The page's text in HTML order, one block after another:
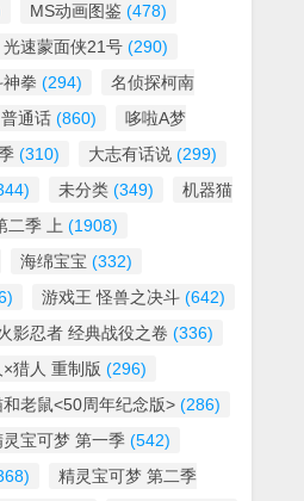
MS动画图鉴 (478)
光速蒙面侠21号 (290)
拳 (294)
名侦探柯南
通话 (860)
哆啦A梦
(310) 大志有话说 (299)
未分类 (349)
机器猫
二季 上 (1908)
海绵宝宝 (332)
游戏王 怪兽之决斗 (642)
影忍者 经典战役之卷 (336)
猎人 重制版 (296)
和老鼠<50周年纪念版> (286)
灵宝可梦 第一季 (542)
精灵宝可梦 第二季